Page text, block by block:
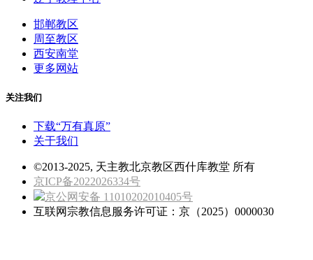
邯郸教区
周至教区
西安南堂
更多网站
关注我们
下载“万有真原”
关于我们
©2013-2025, 天主教北京教区西什库教堂 所有
京ICP备2022026334号
京公网安备 11010202010405号
互联网宗教信息服务许可证：京（2025）0000030